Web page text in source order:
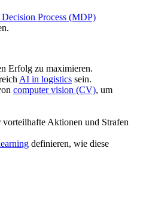
Process (MDP)
Erfolg zu maximieren.
AI in logistics sein.
computer vision (CV), um
Aktionen und Strafen
definieren, wie diese